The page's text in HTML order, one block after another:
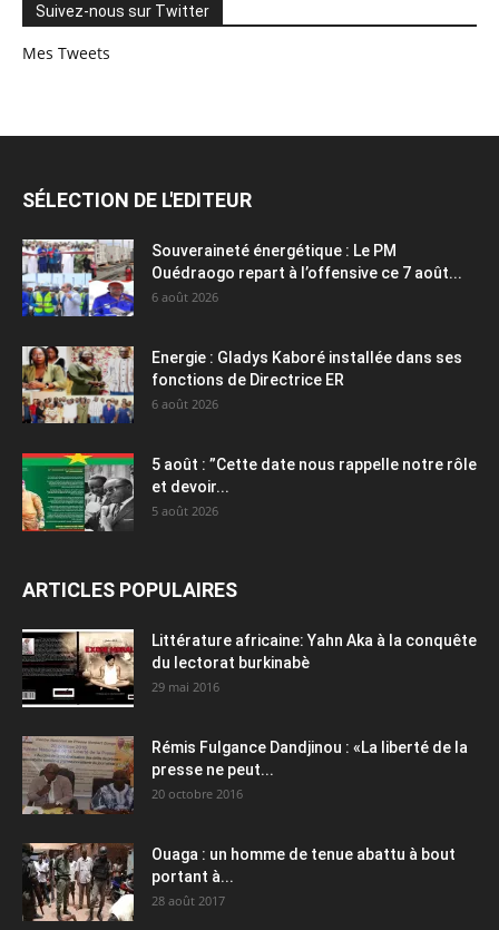
Suivez-nous sur Twitter
Mes Tweets
SÉLECTION DE L'EDITEUR
Souveraineté énergétique : Le PM
Ouédraogo repart à l’offensive ce 7 août...
6 août 2026
Energie : Gladys Kaboré installée dans ses
fonctions de Directrice ER
6 août 2026
5 août : ”Cette date nous rappelle notre rôle
et devoir...
5 août 2026
ARTICLES POPULAIRES
Littérature africaine: Yahn Aka à la conquête
du lectorat burkinabè
29 mai 2016
Rémis Fulgance Dandjinou : «La liberté de la
presse ne peut...
20 octobre 2016
Ouaga : un homme de tenue abattu à bout
portant à...
28 août 2017